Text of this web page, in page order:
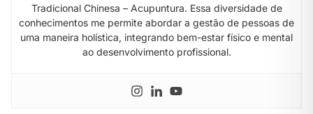
Tradicional Chinesa – Acupuntura. Essa diversidade de
conhecimentos me permite abordar a gestão de pessoas de
uma maneira holística, integrando bem-estar físico e mental
ao desenvolvimento profissional.